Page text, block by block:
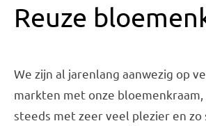
Reuze
We zijn al jarenlang aanwezig op
markten met onze
steeds met zeer veel plezier en zo